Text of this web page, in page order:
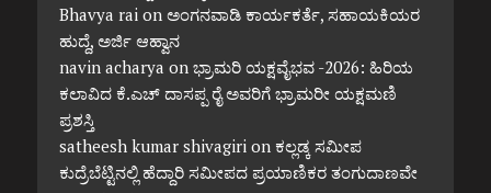
Bhavya raion ಅಂಗನವಾಡಿ ಕಾರ್ಯಕರ್ತೆ, ಸಹಾಯಕಿಯರ
ಹುದ್ದೆ, ಅರ್ಜಿ ಆಹ್ವಾನ
navin acharya on ಭ್ರಾಮರಿ ಯಕ್ಷವೈಭವ -2026: ಹಿರಿಯ
ಕಲಾವಿದ ಕೆ.ಎಚ್ ದಾಸಪ್ಪ ರೈ ಅವರಿಗೆ ಭ್ರಾಮರೀ ಯಕ್ಷಮಣಿ
ಪ್ರಶಸ್ತಿ
satheesh kumar shivagirion ಕಲ್ಲಡ್ಕ ಸಮೀಪ
ಕುದ್ರೆಬೆಟ್ಟಿನಲ್ಲಿ ಹೆದ್ದಾರಿ ಸಮೀಪದ ಪ್ರಯಾಣಿಕರ ತಂಗುದಾಣವೇ